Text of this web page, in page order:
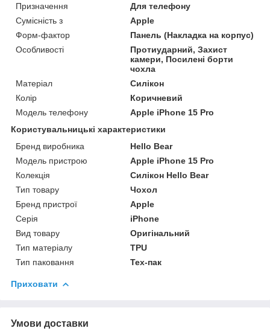
Призначення
Для телефону
Сумісність з
Apple
Форм-фактор
Панель (Накладка на корпус)
Особливості
Протиударний, Захист
камери, Посилені борти
чохла
Матеріал
Силікон
Колір
Коричневий
Модель телефону
Apple iPhone 15 Pro
Користувальницькі характеристики
Бренд виробника
Hello Bear
Модель пристрою
Apple iPhone 15 Pro
Колекція
Силікон Hello Bear
Тип товару
Чохол
Бренд пристрої
Apple
Серія
iPhone
Вид товару
Оригінальний
Тип матеріалу
TPU
Тип паковання
Тех-пак
Приховати
Умови доставки